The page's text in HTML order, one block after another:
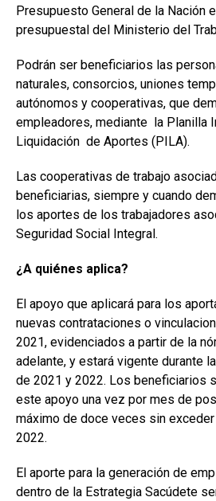
Presupuesto General de la Nación
presupuestal del Ministerio del
Podrán ser beneficiarios las
naturales, consorcios, uniones
autónomos y cooperativas, que
empleadores, mediante la Planilla
Liquidación de Aportes (PILA).
Las cooperativas de trabajo
beneficiarias, siempre y cuando
los aportes de los trabajadores
Seguridad Social Integral.
¿A quiénes aplica?
El apoyo que aplicará para los
nuevas contrataciones o
2021, evidenciados a partir de la
adelante, y estará vigente durante
de 2021 y 2022. Los beneficiarios
este apoyo una vez por mes de
máximo de doce veces sin
2022.
El aporte para la generación de
dentro de la Estrategia Sacúdete